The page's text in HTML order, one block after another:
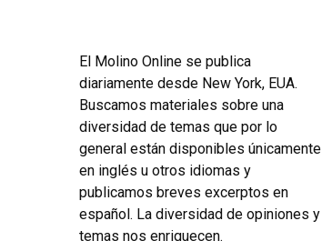
El Molino Online se publica
diariamente desde New York, EUA.
Buscamos materiales sobre una
diversidad de temas que por lo
general están disponibles únicamente
en inglés u otros idiomas y
publicamos breves excerptos en
español. La diversidad de opiniones y
temas nos enriquecen.